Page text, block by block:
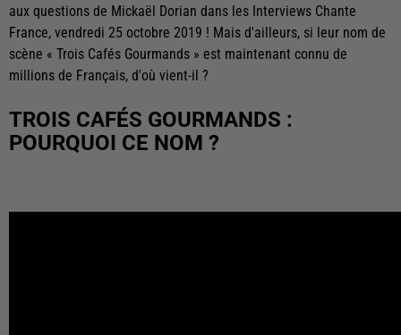
aux questions de Mickaël Dorian dans les Interviews Chante
France, vendredi 25 octobre 2019 ! Mais d'ailleurs, si leur nom de
scène « Trois Cafés Gourmands » est maintenant connu de
millions de Français, d'où vient-il ?
TROIS CAFÉS GOURMANDS :
POURQUOI CE NOM ?